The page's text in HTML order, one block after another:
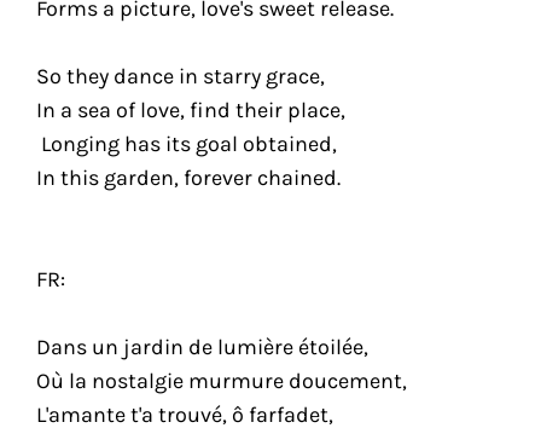
Forms a picture, love's sweet release.
So they dance in starry grace,
In a sea of love, find their place,
Longing has its goal obtained,
In this garden, forever chained.
FR:
Dans un jardin de lumière étoilée,
Où la nostalgie murmure doucement,
L'amante t'a trouvé, ô farfadet,